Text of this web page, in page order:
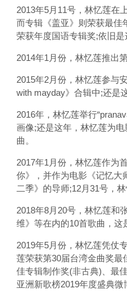
2013年5月11号，林忆莲在
而专辑《盖亚》则荣获最佳
荣获年度国语专辑奖;依旧
2014年1月份，林忆莲推出
2015年2月份，林忆莲参与
with mayday》合辑中;还是
2016年，林忆莲举行
画像;还是这年，林忆莲为
曲。
2017年1月份，林忆莲作为
你》，并作为电影《记忆大
二季》的导师;12月31号，
2018年8月20号，林忆莲和
维》等在内的10首歌曲，
2019年5月份，林忆莲凭仗
莲荣获第30届台湾金曲奖
佳专辑制作奖(非古典)、最
亚洲新歌榜2019年度盛典